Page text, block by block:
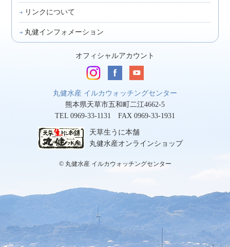
リンクについて
丸健インフォメーション
オフィシャルアカウント
丸健水産 イルカウォッチングセンター
熊本県天草市五和町二江4662-5
TEL 0969-33-1131 FAX 0969-33-1931
天草生うに本舗
丸健水産オンラインショップ
© 丸健水産 イルカウォッチングセンター